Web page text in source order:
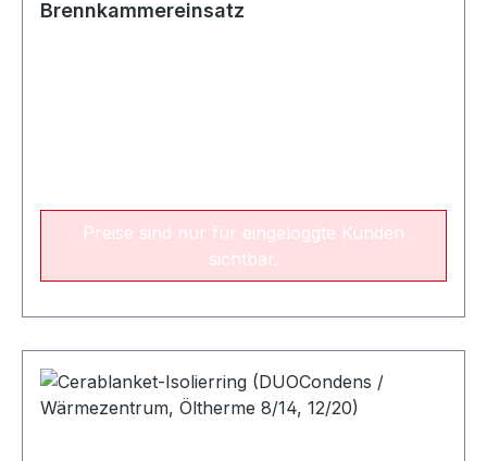
Brennkammereinsatz
Preise sind nur für eingeloggte Kunden
sichtbar.